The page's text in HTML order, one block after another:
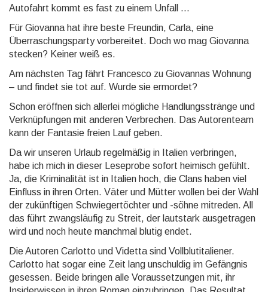
Autofahrt kommt es fast zu einem Unfall ...
Für Giovanna hat ihre beste Freundin, Carla, eine
Überraschungsparty vorbereitet. Doch wo mag Giovanna
stecken? Keiner weiß es.
Am nächsten Tag fährt Francesco zu Giovannas Wohnung
– und findet sie tot auf. Wurde sie ermordet?
Schon eröffnen sich allerlei mögliche Handlungsstränge und
Verknüpfungen mit anderen Verbrechen. Das Autorenteam
kann der Fantasie freien Lauf geben.
Da wir unseren Urlaub regelmäßig in Italien verbringen,
habe ich mich in dieser Leseprobe sofort heimisch gefühlt.
Ja, die Kriminalität ist in Italien hoch, die Clans haben viel
Einfluss in ihren Orten. Väter und Mütter wollen bei der Wahl
der zukünftigen Schwiegertöchter und -söhne mitreden. All
das führt zwangsläufig zu Streit, der lautstark ausgetragen
wird und noch heute manchmal blutig endet.
Die Autoren Carlotto und Videtta sind Vollblutitaliener.
Carlotto hat sogar eine Zeit lang unschuldig im Gefängnis
gesessen. Beide bringen alle Voraussetzungen mit, ihr